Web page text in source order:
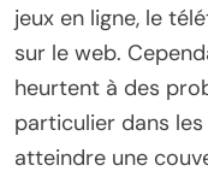
jeux en ligne, le
sur le web.
heurtent à des
particulier dans
atteindre une